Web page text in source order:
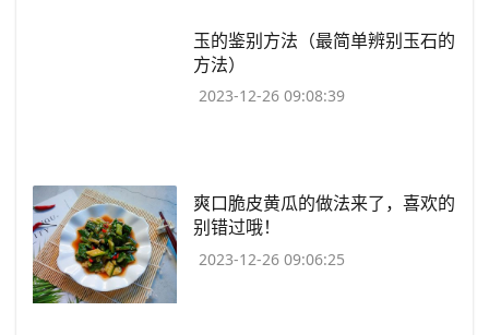
​玉的鉴别方法（最简单辨别玉石的
方法）
2023-12-26 09:08:39
​爽口脆皮黄瓜的做法来了，喜欢的
别错过哦！
2023-12-26 09:06:25